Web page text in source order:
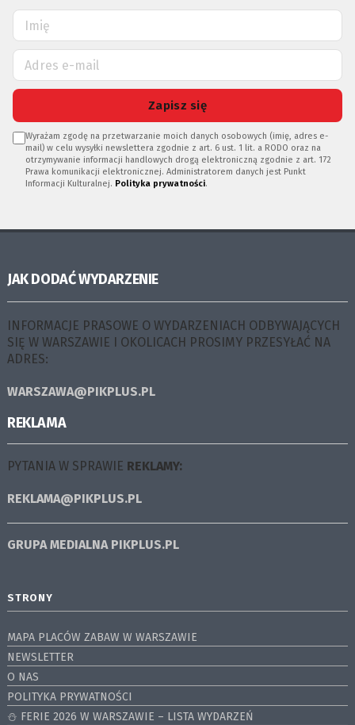
Zapisz się
Wyrażam zgodę na przetwarzanie moich danych osobowych (imię, adres e-
mail) w celu wysyłki newslettera zgodnie z art. 6 ust. 1 lit. a RODO oraz na
otrzymywanie informacji handlowych drogą elektroniczną zgodnie z art. 172
Prawa komunikacji elektronicznej. Administratorem danych jest Punkt
Informacji Kulturalnej. Polityka prywatności.
JAK DODAĆ WYDARZENIE
INFORMACJE PRASOWE O WYDARZENIACH ODBYWAJĄCYCH
SIĘ W WARSZAWIE I OKOLICACH PROSIMY PRZESYŁAĆ NA
ADRES:
WARSZAWA@PIKPLUS.PL
REKLAMA
PYTANIA W SPRAWIE REKLAMY:
REKLAMA@PIKPLUS.PL
GRUPA MEDIALNA PIKPLUS.PL
STRONY
MAPA PLACÓW ZABAW W WARSZAWIE
NEWSLETTER
O NAS
POLITYKA PRYWATNOŚCI
⛄️ FERIE 2026 W WARSZAWIE – LISTA WYDARZEŃ